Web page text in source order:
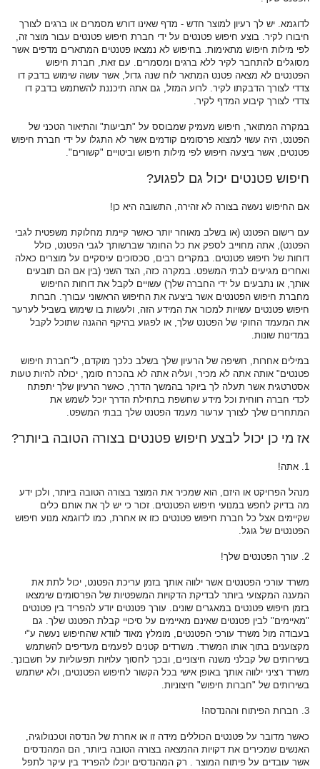
לדוגמא. יש לך רעיון למוצר חדש - מדף שאינו דורש מסמרים או ברגים לצורך
חיבורו לקיר. בוצע חיפוש פטנטים על ידי חברת חיפוש פטנטים עבור מוצר זה,
לפי מילות חיפוש מתאימות. בחיפוש לא נמצאו פטנטים המתארים מדפים אשר
מסוגלים להתחבר לקיר ללא ברגים ומסמרים. עם זאת, חברת חיפוש
הפטנטים לא מצאה פטנט המתאר לוח שנה גדול, אשר עושה שימוש בדבק דו
צדדי לצורך הדבקתו לקיר. לרוע המזל, גם אתה תיכננת להשתמש בדבק דו
צדדי לצורך קיבוע המדף לקיר.
במקרה המתואר, חיפוש מעמיק שמבוסס על "תביעות" והתיאור הטכני של
הפטנט, היה עשוי למצוא פרסומים קודמים אשר לא התגלו על ידי חברת חיפוש
פטנטים, אשר ביצעה חיפוש לפי מילות חיפוש וביטויים "קשורים".
חיפוש פטנטים יכול גם לפגוע?
אם החיפוש נעשה בצורה לא זהירה, התשובה היא כן!
עם רישום הפטנט (או בשלב מאוחר יותר כאשר קיימת מחלוקת משפטית לגבי
הפטנט), אתה מחוייב לספק את כל החומר שברשותך לגבי הפטנט, כולל
דוחות של חיפוש פטנטים. במקרים רבים, סכסוכים עיסקיים על מוצרים כאלה
ואחרים מגיעים לבתי המשפט. במקרה כזה, הצד השני (בין אם הם תובעים
אותך, או נתבעים על ידי החברה שלך) עשויים לקבל את דוחות החיפוש
מחברת חיפוש הפטנטים אשר ביצעה את החיפוש הראשוני עבורך. חברות
חיפוש פטנטים עשויות למכור את המידע הזה, ולעשות בו שימוש בשביל לערער
את המעמד החוקי של הפטנט שלך, או לפגוע בהיקף ההגנה שתוכל לקבל
במדינות שונות.
במילים אחרות, חשיפה של הרעיון שלך בשלב כלכך מוקדם, ל"חברת חיפוש
פטנטים" אותה אתה לא מכיר, ועליה אתה לא בהכרח סומך, יכולה להיות טעות
אסטרטגית אשר תעלה לך ביוקר בהמשך הדרך, כאשר הרעיון שלך יתפתח
לכדי חברה רווחית וכל מידע שחשפת בתחילת הדרך יוכל לשמש את
המתחרים שלך לצורך ערעור מעמד הפטנט שלך בבתי המשפט.
אז מי כן יכול לבצע חיפוש פטנטים בצורה הטובה ביותר?
1. אתה!
מנהל הפרויקט או היזם, הוא שמכיר את המוצר בצורה הטובה ביותר, ולכן ידע
מה בדיוק לחפש במנועי חיפוש הפטנטים. זכור כי יש לך את אותם כלים
שקיימים אצל כל חברת חיפוש פטנטים כזו או אחרת, כמו לדוגמא מנוע חיפוש
הפטנטים של גוגל.
2. עורך הפטנטים שלך!
משרד עורכי הפטנטים אשר ילווה אותך בזמן עריכת הפטנט, יכול לתת את
המענה המקצועי ביותר לבדיקת הדקויות המשפטיות של הפרסומים שימצאו
בזמן חיפוש פטנטים במאגרים שונים. עורך פטנטים יודע להפריד בין פטנטים
"מאיימים" לבין פטנטים שאינם מאיימים על סיכויי קבלת הפטנט שלך. גם
בעבודה מול משרד עורכי הפטנטים, מומלץ מאוד לוודא שהחיפוש נעשה ע"י
מקצוענים בתוך אותו המשרד. משרדים קטנים לפעמים מעדיפים להשתמש
בשירותים של קבלני משנה חיצוניים, ובכך לחסוך עלויות תפעוליות על חשבונך.
משרד רציני ילווה אותך באופן אישי בכל הקשור לחיפוש הפטנטים, ולא ישתמש
בשירותים של "חברות חיפוש" חיצוניות.
3. חברות הפיתוח וההנדסה!
כאשר מדובר על פטנטים הכוללים מידה זו או אחרת של הנדסה וטכנולוגיה,
האנשים שמכירים את דקויות ההמצאה בצורה הטובה ביותר, הם המהנדסים
אשר עובדים על פיתוח המוצר . רק המהנדסים יוכלו להפריד בין עיקר לתפל